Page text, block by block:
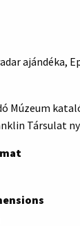
ajándéka,
Múzeum
Társulat